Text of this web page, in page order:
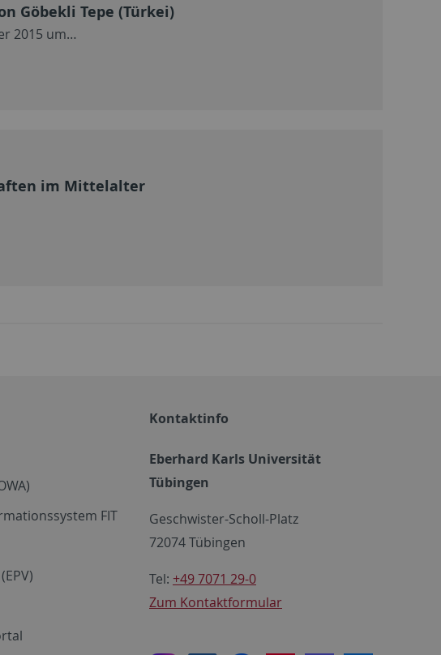
Göbekli Tepe (Türkei)
2015 um…
im Mittelalter
FIT
Kontaktinfo
Eberhard Karls Universität
Tübingen
Geschwister-Scholl-Platz
72074 Tübingen
Tel: +49 7071 29-0
Zum Kontaktformular